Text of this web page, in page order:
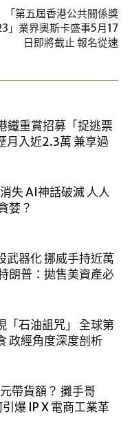
「第五屆香港公共關係獎
」業界奧斯卡盛事5月17
日即將截止 報名從速
鐵重賞招募「捉逃票
月入近2.3萬 兼享過
失 AI神話破滅 人人
婪？
武器化 挪威手持近萬
朗普：拋售美資產必
「石油詛咒」 全球第
政經角度深度剖析
帶貨額？ 攤手哥
爆 IP X 電商工業革